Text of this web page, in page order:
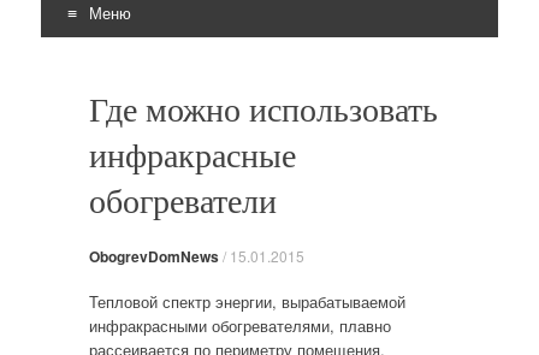
Меню
Где можно использовать
инфракрасные
обогреватели
ObogrevDomNews/ 15.01.2015
Тепловой спектр энергии, вырабатываемой
инфракрасными обогревателями, плавно
рассеивается по периметру помещения,